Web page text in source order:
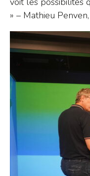
» – Mathieu